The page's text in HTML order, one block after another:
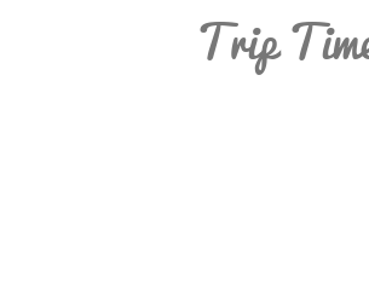
Trip